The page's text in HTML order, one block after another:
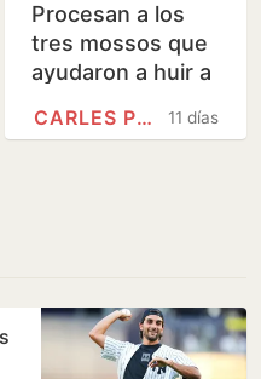
Procesan a los
tres mossos que
ayudaron a huir a
11 días
CARLES PUIGDEMONT